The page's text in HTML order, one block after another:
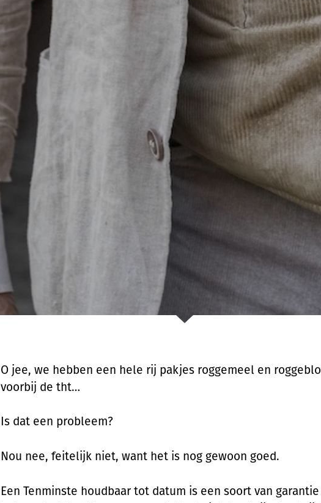
O jee, we hebben een hele rij pakjes roggemeel en
voorbij de tht…
Is dat een probleem?
Nou nee, feitelijk niet, want het is nog gewoon goed.
Een Tenminste houdbaar tot datum is een soort van